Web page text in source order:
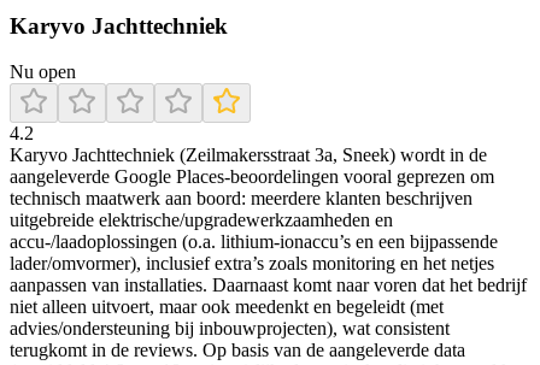
Karyvo Jachttechniek
Nu open
4.2
Karyvo Jachttechniek (Zeilmakersstraat 3a, Sneek) wordt in de
aangeleverde Google Places-beoordelingen vooral geprezen om
technisch maatwerk aan boord: meerdere klanten beschrijven
uitgebreide elektrische/upgradewerkzaamheden en
accu-/laadoplossingen (o.a. lithium-ionaccu’s en een bijpassende
lader/omvormer), inclusief extra’s zoals monitoring en het netjes
aanpassen van installaties. Daarnaast komt naar voren dat het bedrijf
niet alleen uitvoert, maar ook meedenkt en begeleidt (met
advies/ondersteuning bij inbouwprojecten), wat consistent
terugkomt in de reviews. Op basis van de aangeleverde data